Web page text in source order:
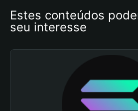
Estes conteúdos
seu interesse